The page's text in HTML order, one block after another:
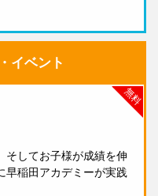
ります。詳細は
像を9/3（木）より
学習コンテンツ」ページ
イベント
無料
そしてお子様が成績を伸
早稲田アカデミーが実践